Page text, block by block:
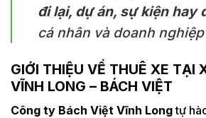
đi lại, dự án, sự kiện hay
cá nhân và doanh
GIỚI THIỆU VỀ THUÊ XE TẠI
VĨNH LONG – BÁCH VIỆT
Công ty Bách Việt Vĩnh Longtự